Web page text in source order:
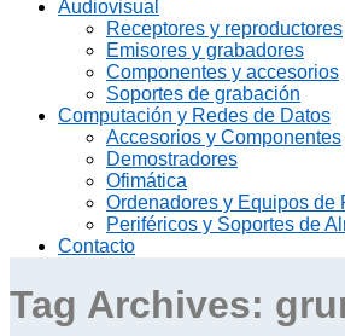
Audiovisual
Receptores y reproductores
Emisores y grabadores
Componentes y accesorios
Soportes de grabación
Computación y Redes de Datos
Accesorios y Componentes
Demostradores
Ofimática
Ordenadores y Equipos de
Periféricos y Soportes de
Contacto
Tag Archives: